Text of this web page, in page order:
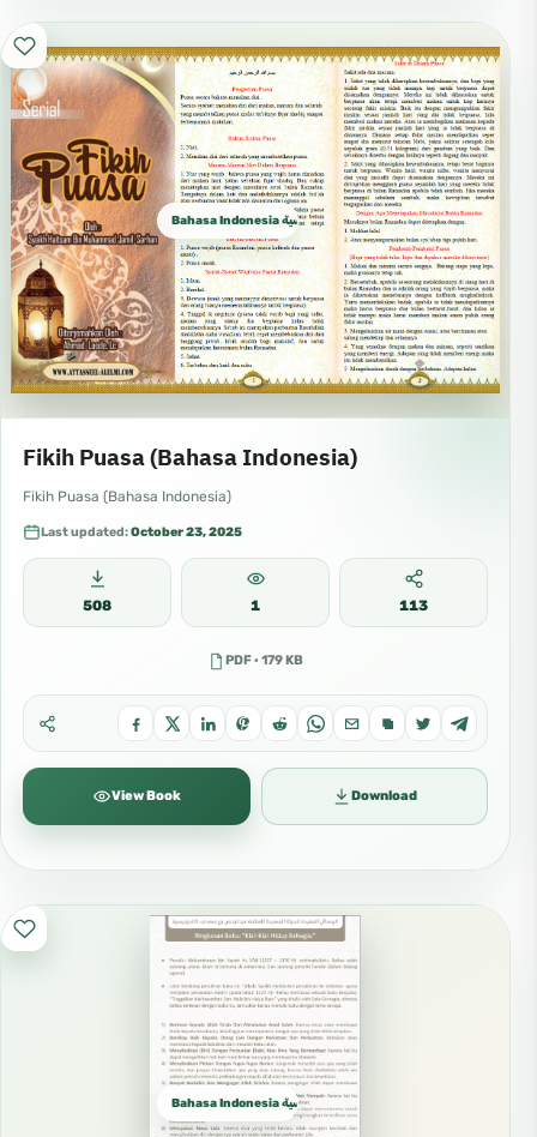
Bahasa Indonesia الإندونيسية
Fikih Puasa (Bahasa Indonesia)
Fikih Puasa (Bahasa Indonesia)
Last updated:October 23, 2025
508 1 113
PDF · 179 KB
View Book Download
Bahasa Indonesia الإندونيسية